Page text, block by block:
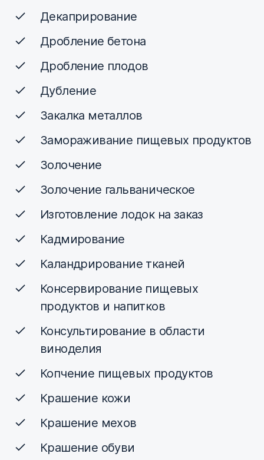
Декаприрование
Дробление бетона
Дробление плодов
Дубление
Закалка металлов
Замораживание пищевых продуктов
Золочение
Золочение гальваническое
Изготовление лодок на заказ
Кадмирование
Каландрирование тканей
Консервирование пищевых
продуктов и напитков
Консультирование в области
виноделия
Копчение пищевых продуктов
Крашение кожи
Крашение мехов
Крашение обуви